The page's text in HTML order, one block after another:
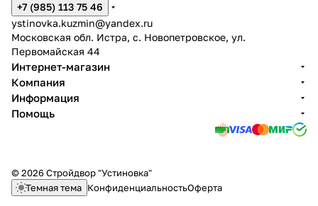
+7 (985) 113 75 46
ystinovka.kuzmin@yandex.ru
Московская обл. Истра, с. Новопетровское, ул.
Первомайская 44
Интернет-магазин
Компания
Информация
Помощь
© 2026 Стройдвор "Устиновка"
Темная тема КонфиденциальностьОферта